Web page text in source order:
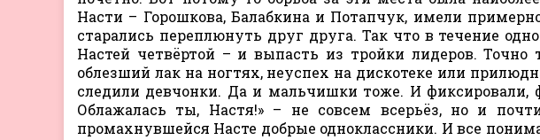
Насти – Горошкова, Балабкина и Потапчук, имели
старались переплюнуть друг друга. Так что в течение
Настей четвёртой – и выпасть из тройки лидеров.
облезший лак на ногтях, неуспех на дискотеке или
следили девчонки. Да и мальчишки тоже. И фиксировали,
Облажалась ты, Настя!» – не совсем всерьёз, но и
промахнувшейся Насте добрые одноклассники. И все